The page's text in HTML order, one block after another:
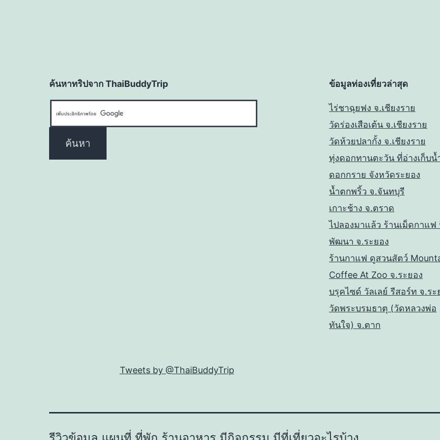
ค้นหาทริปจาก ThaiBuddyTrip ข้อมูลท่องเที่ยวล่าสุด
ไร่ชาฉุยฟง จ.เชียงราย
วัดร่องเสือเต้น จ.เชียงราย
วัดห้วยปลากั้ง จ.เชียงราย
ทุ่งดอกทานตะวัน ที่อ่างเก็บน้
ดอกกราย จังหวัดระยอง
น้ำตกพริ้ว จ.จันทบุรี
เกาะช้าง จ.ตราด
ไปลองมาแล้ว ร้านเม็ดกาแ
พัฒนา จ.ระยอง
ร้านกาแฟ ดูสวนสัตว์
Coffee At Zoo จ.ระยอง
บรุคไซด์ วัลเลย์ รีสอร์ท จ.ระ
วัดพระบรมธาตุ (วัดหลวงพ่อ
ทันใจ) จ.ตาก
Tweets by @ThaiBuddyTrip